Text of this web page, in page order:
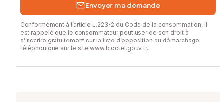
Envoyer ma demande
Conformément à l’article L.223-2 du Code de la consommation, il
est rappelé que le consommateur peut user de son droit à
s’inscrire gratuitement sur la liste d’opposition au démarchage
téléphonique sur le site www.bloctel.gouv.fr.